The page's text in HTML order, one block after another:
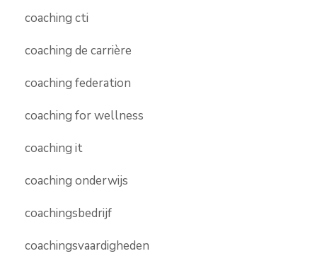
coaching cti
coaching de carrière
coaching federation
coaching for wellness
coaching it
coaching onderwijs
coachingsbedrijf
coachingsvaardigheden